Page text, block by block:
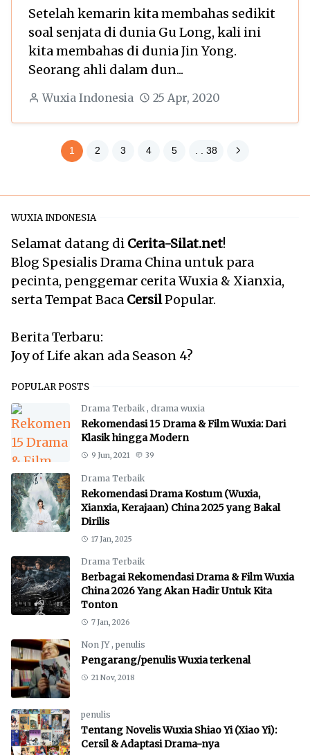
Setelah kemarin kita membahas sedikit
soal senjata di dunia Gu Long, kali ini
kita membahas di dunia Jin Yong.
Seorang ahli dalam dun...
Wuxia Indonesia 25 Apr, 2020
1 2 3 4 5 . . 38
WUXIA INDONESIA
Selamat datang di Cerita-Silat.net!
Blog Spesialis Drama China untuk para
pecinta, penggemar cerita Wuxia & Xianxia,
serta Tempat Baca CersilPopular.
Berita Terbaru:
Joy of Life akan ada Season 4?
POPULAR POSTS
Drama Terbaik , drama wuxia
Rekomendasi 15 Drama & Film Wuxia: Dari
Klasik hingga Modern
9 Jun, 2021 39
Drama Terbaik
Rekomendasi Drama Kostum (Wuxia,
Xianxia, Kerajaan) China 2025 yang Bakal
Dirilis
17 Jan, 2025
Drama Terbaik
Berbagai Rekomendasi Drama & Film Wuxia
China 2026 Yang Akan Hadir Untuk Kita
Tonton
7 Jan, 2026
Non JY , penulis
Pengarang/penulis Wuxia terkenal
21 Nov, 2018
penulis
Tentang Novelis Wuxia Shiao Yi (Xiao Yi):
Cersil & Adaptasi Drama-nya